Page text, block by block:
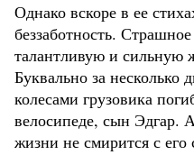
Однако вскоре в ее
беззаботность. Страшное
талантливую и сильную
Буквально за несколько
колесами грузовика
велосипеде, сын Эдгар.
жизни не смирится с